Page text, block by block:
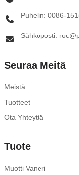
Puhelin: 0086-
Sähköposti:
Seuraa Meitä
Meistä
Tuotteet
Ota Yhteyttä
Tuote
Muotti Vaneri